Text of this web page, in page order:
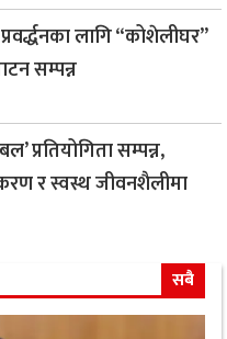
लागि “कोशेलीघर”
सम्पन्न
प्रतियोगिता सम्पन्न,
र स्वस्थ जीवनशैलीमा
सोनामको अभिनय क्षेत्रमा
संग रोमान्स: हेर्नुहोस भिडियो ।
सबै